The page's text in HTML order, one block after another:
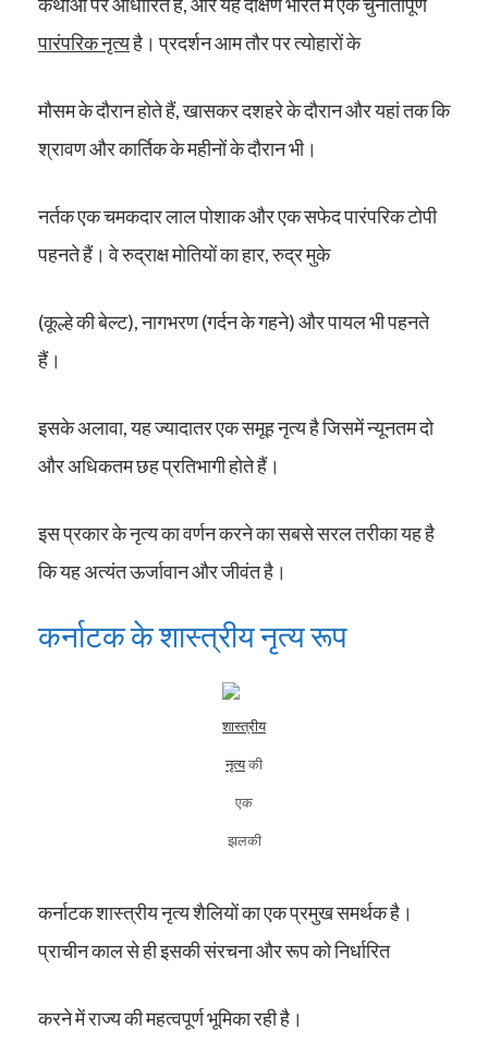
पारंपरिक नृत्यहै। प्रदर्शन आम तौर पर त्योहारों के
मौसम के दौरान होते हैं, खासकर दशहरे के दौरान और यहां तक कि
श्रावण और कार्तिक के महीनों के दौरान भी।
नर्तक एक चमकदार लाल पोशाक और एक सफेद पारंपरिक टोपी
पहनते हैं। वे रुद्राक्ष मोतियों का हार, रुद्र मुके
(कूल्हे की बेल्ट), नागभरण (गर्दन के गहने) और पायल भी पहनते
हैं।
इसके अलावा, यह ज्यादातर एक समूह नृत्य है जिसमें न्यूनतम दो
और अधिकतम छह प्रतिभागी होते हैं।
इस प्रकार के नृत्य का वर्णन करने का सबसे सरल तरीका यह है
कि यह अत्यंत ऊर्जावान और जीवंत है।
कर्नाटक के शास्त्रीय नृत्य रूप
शास्त्रीय
नृत्यकी
एक
झलकी
कर्नाटक शास्त्रीय नृत्य शैलियों का एक प्रमुख समर्थक है।
प्राचीन काल से ही इसकी संरचना और रूप को निर्धारित
करने में राज्य की महत्वपूर्ण भूमिका रही है।